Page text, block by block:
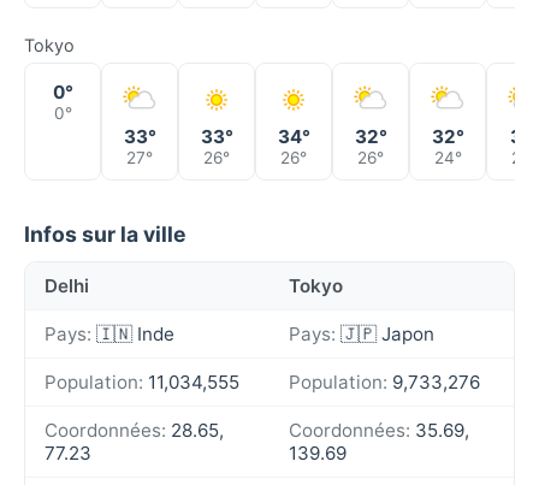
Tokyo
0°
0°
33°
27°
33°
26°
34°
26°
32°
26°
32°
24°
31°
23°
Infos sur la ville
Delhi Tokyo
Pays: 🇮🇳 Inde Pays: 🇯🇵 Japon
Population: 11,034,555 Population: 9,733,276
Coordonnées: 28.65,
77.23
Coordonnées: 35.69,
139.69